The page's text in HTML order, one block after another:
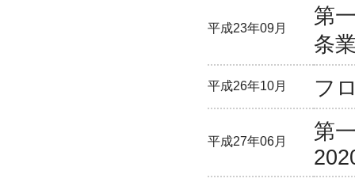
平成23年09月
第
条
平成26年10月 フ
平成27年06月
第